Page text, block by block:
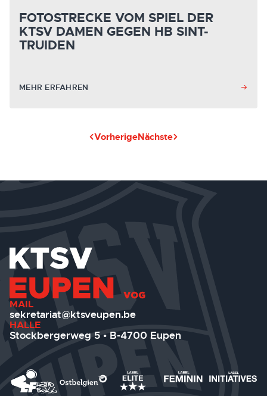
FOTOSTRECKE VOM SPIEL DER
KTSV DAMEN GEGEN HB SINT-
TRUIDEN
MEHR ERFAHREN
VorherigeNächste
MAIL
sekretariat@ktsveupen.be
HALLE
Stockbergerweg 5 • B-4700 Eupen